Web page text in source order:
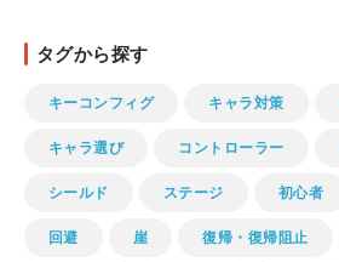
タグから探す
キーコンフィグ キャラ対策
キャラ選び コントローラー
シールド ステージ 初心者
回避 崖 復帰・復帰阻止